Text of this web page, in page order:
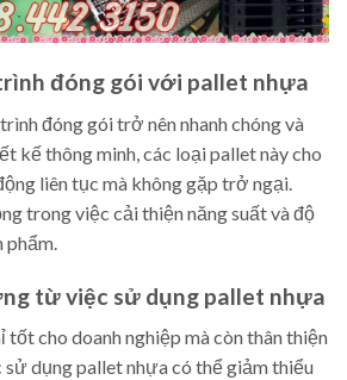
đóng gói với pallet nhựa
đóng gói trở nên nhanh chóng và
kế thông minh, các loại pallet này cho
liên tục mà không gặp trở ngại.
trong việc cải thiện năng suất và độ
phẩm.
từ việc sử dụng pallet nhựa
tốt cho doanh nghiệp mà còn thân thiện
dụng pallet nhựa có thể giảm thiểu